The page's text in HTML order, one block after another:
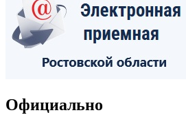
Официально